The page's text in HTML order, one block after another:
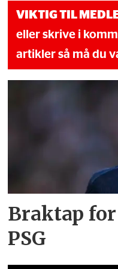
VIKTIG TIL
eller skrive i
artikler så må du
Braktap
PSG